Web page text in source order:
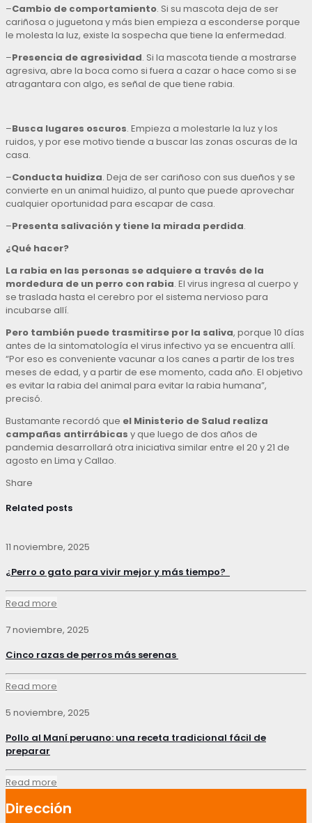
–Cambio de comportamiento. Si su mascota deja de ser
cariñosa o juguetona y más bien empieza a esconderse porque
le molesta la luz, existe la sospecha que tiene la enfermedad.
–Presencia de agresividad. Si la mascota tiende a mostrarse
agresiva, abre la boca como si fuera a cazar o hace como si se
atragantara con algo, es señal de que tiene rabia.
–Busca lugares oscuros. Empieza a molestarle la luz y los
ruidos, y por ese motivo tiende a buscar las zonas oscuras de la
casa.
–Conducta huidiza. Deja de ser cariñoso con sus dueños y se
convierte en un animal huidizo, al punto que puede aprovechar
cualquier oportunidad para escapar de casa.
–Presenta salivación y tiene la mirada perdida.
¿Qué hacer?
La rabia en las personas se adquiere a través de la
mordedura de un perro con rabia. El virus ingresa al cuerpo y
se traslada hasta el cerebro por el sistema nervioso para
incubarse allí.
Pero también puede trasmitirse por la saliva, porque 10 días
antes de la sintomatología el virus infectivo ya se encuentra allí.
“Por eso es conveniente vacunar a los canes a partir de los tres
meses de edad, y a partir de ese momento, cada año. El objetivo
es evitar la rabia del animal para evitar la rabia humana”,
precisó.
Bustamante recordó que el Ministerio de Salud realiza
campañas antirrábicas y que luego de dos años de
pandemia desarrollará otra iniciativa similar entre el 20 y 21 de
agosto en Lima y Callao.
Share
Related posts
11 noviembre, 2025
¿Perro o gato para vivir mejor y más tiempo?
Read more
7 noviembre, 2025
Cinco razas de perros más serenas
Read more
5 noviembre, 2025
Pollo al Maní peruano: una receta tradicional fácil de
preparar
Read more
Dirección